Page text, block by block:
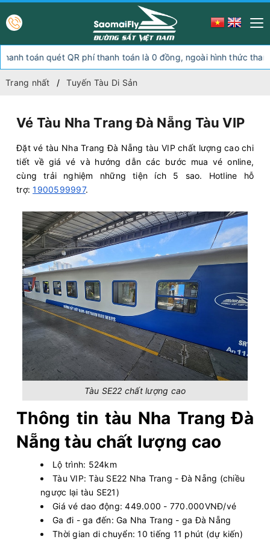
QR phí thanh toán là 0 đồng, ngoài hình thức thanh toán này
Trang nhất Tuyến Tàu Di Sản
Vé Tàu Nha Trang Đà Nẵng Tàu VIP
Đặt vé tàu Nha Trang Đà Nẵng tàu VIP chất lượng cao chi
tiết về giá vé và hướng dẫn các bước mua vé online,
cùng trải nghiệm những tiện ích 5 sao. Hotline hỗ
trợ:1900599997.
Tàu SE22 chất lượng cao
Thông tin tàu Nha Trang Đà
Nẵng tàu chất lượng cao
Lộ trình: 524km
Tàu VIP: Tàu SE22 Nha Trang - Đà Nẵng (chiều
ngược lại tàu SE21)
Giá vé dao động: 449.000 - 770.000VNĐ/vé
Ga đi - ga đến: Ga Nha Trang - ga Đà Nẵng
Thời gian di chuyển: 10 tiếng 11 phút (dự kiến)